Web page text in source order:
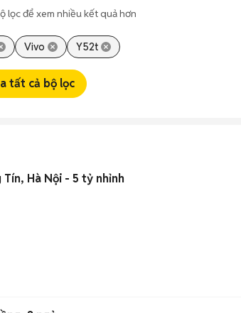
lọc để xem nhiều kết quả hơn
Vivo Y52t
tất cả bộ lọc
Hà Nội - 5 tỷ nhỉnh